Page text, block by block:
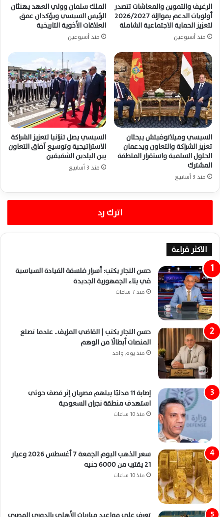
الرغيف والتموين والمعاشات تتصدر
أولويات الدعم بموازنة 2026/2027
لتعزيز الحماية الاجتماعية الشاملة
منذ أسبوعين
الملك سلمان وولي العهد يهنئان
الرئيس السيسي ويؤكدان عمق
العلاقات الأخوية التاريخية
منذ أسبوعين
السيسي وميلاتوفيتش يبحثان
تعزيز الشراكة والتعاون ويدعمان
الحلول السلمية واستقرار المنطقة
المشترك
منذ 3 أسابيع
السيسي يصل تنزانيا لتعزيز الشراكة
الاستراتيجية وتوسيع آفاق التعاون
بين البلدين الشقيقين
منذ 3 أسابيع
اترك رد
الاكثر قراءة
حسن النجار يكتب: أسرار فلسفة القيادة السياسية
في بناء الجمهورية الجديدة
منذ 7 ساعات
حسن النجار يكتب | القاضي المزيف.. عندما تصنع
المنصات أبطالًا من الوهم
منذ يوم واحد
إصابة 11 مدنيًا بينهم مصريان إثر قصف حوثي
استهدف منطقة نجران السعودية
منذ 10 ساعات
سعر الذهب اليوم الجمعة 7 أغسطس 2026 وعيار
21 يقترب من 6000 جنيه
منذ 10 ساعات